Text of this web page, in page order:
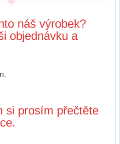
náš výrobek?
objednávku a
si prosím přečtěte